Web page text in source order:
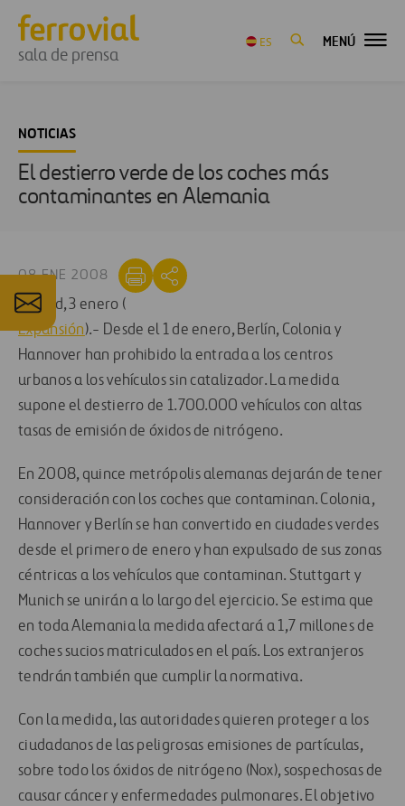
sala de prensa
ES MENÚ
NOTICIAS
El destierro verde de los coches más
contaminantes en Alemania
08 ENE 2008
Madrid, 3 enero (
Expansión).- Desde el 1 de enero, Berlín, Colonia y
Hannover han prohibido la entrada a los centros
urbanos a los vehículos sin catalizador. La medida
supone el destierro de 1.700.000 vehículos con altas
tasas de emisión de óxidos de nitrógeno.
En 2008, quince metrópolis alemanas dejarán de tener
consideración con los coches que contaminan. Colonia,
Hannover y Berlín se han convertido en ciudades verdes
desde el primero de enero y han expulsado de sus zonas
céntricas a los vehículos que contaminan. Stuttgart y
Munich se unirán a lo largo del ejercicio. Se estima que
en toda Alemania la medida afectará a 1,7 millones de
coches sucios matriculados en el país. Los extranjeros
tendrán también que cumplir la normativa.
Con la medida, las autoridades quieren proteger a los
ciudadanos de las peligrosas emisiones de partículas,
sobre todo los óxidos de nitrógeno (Nox), sospechosas de
causar cáncer y enfermedades pulmonares. El objetivo